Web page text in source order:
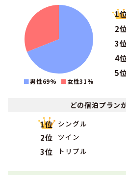
2025年01月
九州・沖縄で男性の専門学校生に人
りました！
2024年12月
九州・沖縄で女性のフリーターに人気
りました！
2024年04月
九州・沖縄で女性の大学生に人気のラ
りました！
2024年01月
男性69% 女性31%
1
2
3
4
5
どの宿泊プラン
1位 シングル
2位 ツイン
3位 トリプル